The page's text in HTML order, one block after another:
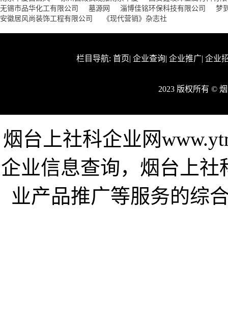
无锡市品华化工有限公司
墓源网 淄博佳铭环保科技有限公司
梦
安徽居风尚装饰工程有限公司
《现代营销》杂志社
栏目导航: 首页| 企业查询| 企业推广| 企业
2023 版权所有 ©
烟台上社科企业网
企业信息查询，烟台上
业产品推广等服务的综